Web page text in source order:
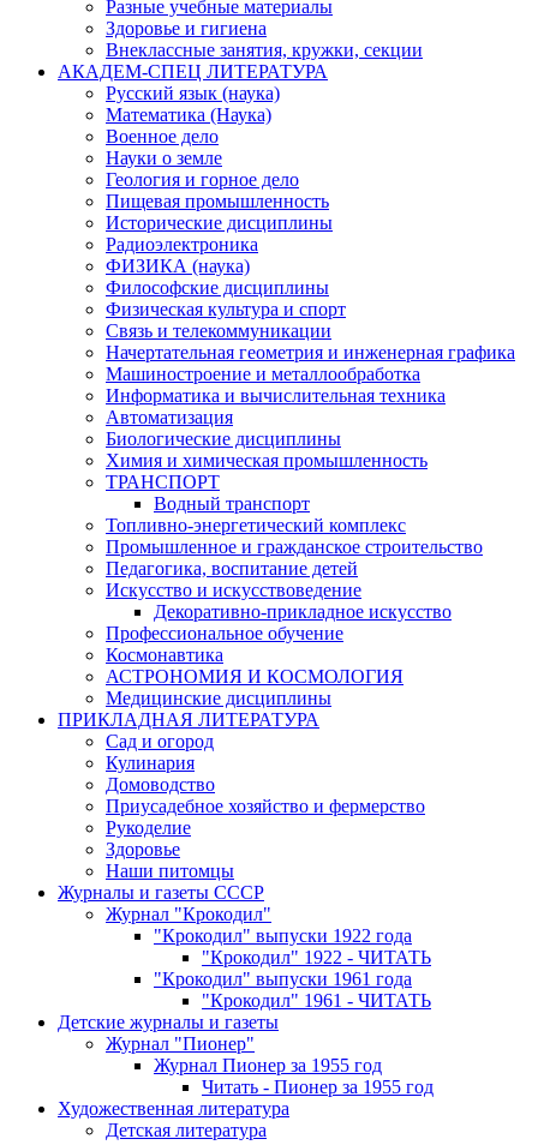
Разные учебные материалы
Здоровье и гигиена
Внеклассные занятия, кружки, секции
АКАДЕМ-СПЕЦ ЛИТЕРАТУРА
Русский язык (наука)
Математика (Наука)
Военное дело
Науки о земле
Геология и горное дело
Пищевая промышленность
Исторические дисциплины
Радиоэлектроника
ФИЗИКА (наука)
Философские дисциплины
Физическая культура и спорт
Связь и телекоммуникации
Начертательная геометрия и инженерная графика
Машиностроение и металлообработка
Информатика и вычислительная техника
Автоматизация
Биологические дисциплины
Химия и химическая промышленность
ТРАНСПОРТ
Водный транспорт
Топливно-энергетический комплекс
Промышленное и гражданское строительство
Педагогика, воспитание детей
Искусство и искусствоведение
Декоративно-прикладное искусство
Профессиональное обучение
Космонавтика
АСТРОНОМИЯ И КОСМОЛОГИЯ
Медицинские дисциплины
ПРИКЛАДНАЯ ЛИТЕРАТУРА
Сад и огород
Кулинария
Домоводство
Приусадебное хозяйство и фермерство
Рукоделие
Здоровье
Наши питомцы
Журналы и газеты СССР
Журнал "Крокодил"
"Крокодил" выпуски 1922 года
"Крокодил" 1922 - ЧИТАТЬ
"Крокодил" выпуски 1961 года
"Крокодил" 1961 - ЧИТАТЬ
Детские журналы и газеты
Журнал "Пионер"
Журнал Пионер за 1955 год
Читать - Пионер за 1955 год
Художественная литература
Детская литература